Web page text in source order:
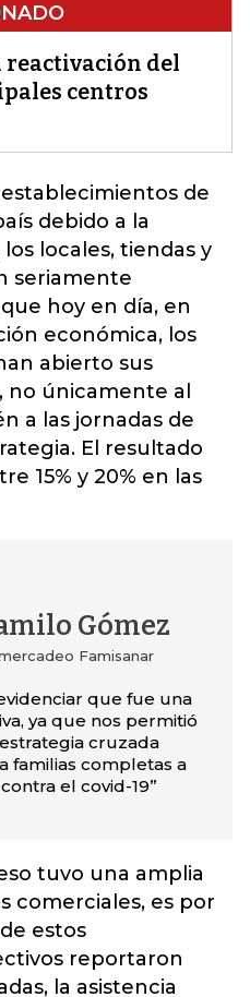
reactivación del
centros
de
debido a la
locales, tiendas y
seriamente
hoy en día, en
económica, los
abierto sus
únicamente al
a las jornadas de
El resultado
15% y 20% en las
Gómez
Famisanar
que fue una
ya que nos permitió
cruzada
familias completas a
el covid-19”
tuvo una amplia
comerciales, es por
estos
reportaron
la asistencia